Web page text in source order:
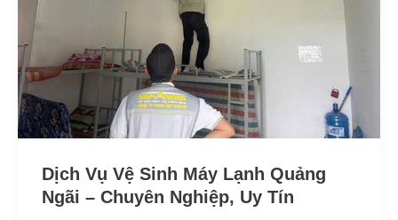
Dịch Vụ Vệ Sinh Máy Lạnh Quảng
Ngãi – Chuyên Nghiệp, Uy Tín
Chuyên
Nghiệp,
Uy
Tín